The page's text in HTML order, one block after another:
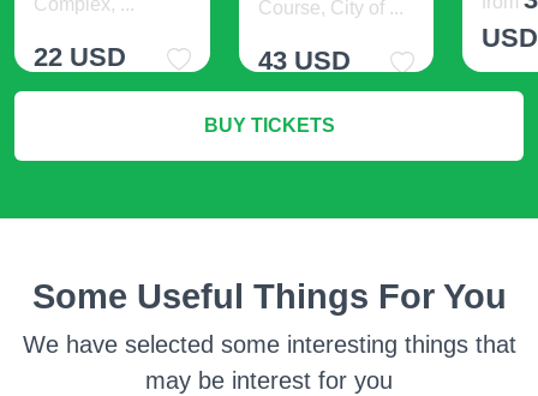
Complex, ...
22 USD
Course, City of ...
43 USD
More Info
USD
BUY TICKETS
Some Useful Things For You
We have selected some interesting things that
may be interest for you